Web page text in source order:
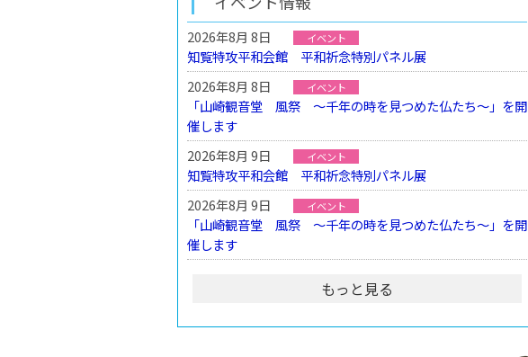
2026年8月 8日 イベント
知覧特攻平和会館 平和祈念特別パネル展
2026年8月 8日
イベント
「山崎観音堂 風祭 ～千年の時を見つめた仏たち～」を開
催します
2026年8月 9日
イベント
知覧特攻平和会館 平和祈念特別パネル展
2026年8月 9日
イベント
「山崎観音堂 風祭 ～千年の時を見つめた仏たち～」を開
催します
もっと見る